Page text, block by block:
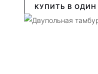
КУПИТЬ В ОДИН